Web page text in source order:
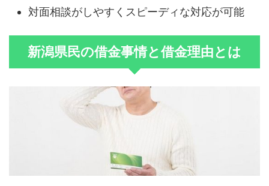
対面相談がしやすくスピーディな対応が可能
新潟県民の借金事情と借金理由とは